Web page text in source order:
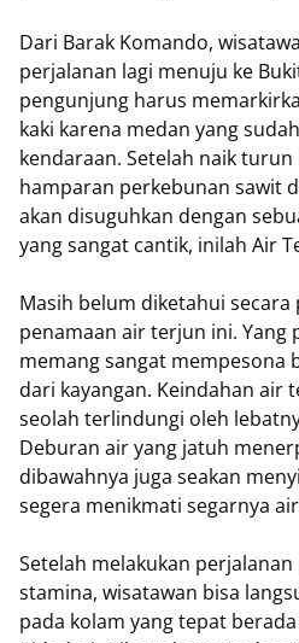
Dari Barak Komando,
perjalanan lagi menuju ke
pengunjung harus
kaki karena medan yang
kendaraan. Setelah naik
hamparan perkebunan sawit
akan disuguhkan dengan
yang sangat cantik, inilah Air
Masih belum diketahui secara
penamaan air terjun ini. Yang
memang sangat mempesona
dari kayangan. Keindahan air
seolah terlindungi oleh
Deburan air yang jatuh
dibawahnya juga seakan
segera menikmati segarnya
Setelah melakukan
stamina, wisatawan bisa
pada kolam yang tepat